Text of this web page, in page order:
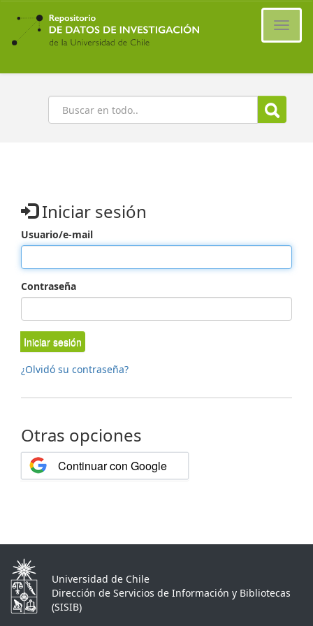
Ir
contenido
principal
Buscar
Iniciar sesión
Usuario/e-mail
Contraseña
Iniciar sesión
¿Olvidó su contraseña?
Otras opciones
Continuar con Google
Universidad de Chile
Dirección de Servicios de Información y Bibliotecas
(SISIB)